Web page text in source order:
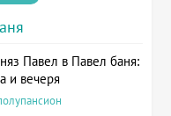
Павел в Павел баня:
и вечеря